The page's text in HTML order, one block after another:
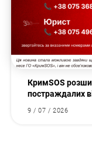
КримSOS
постраждалих
9 / 07 / 2026